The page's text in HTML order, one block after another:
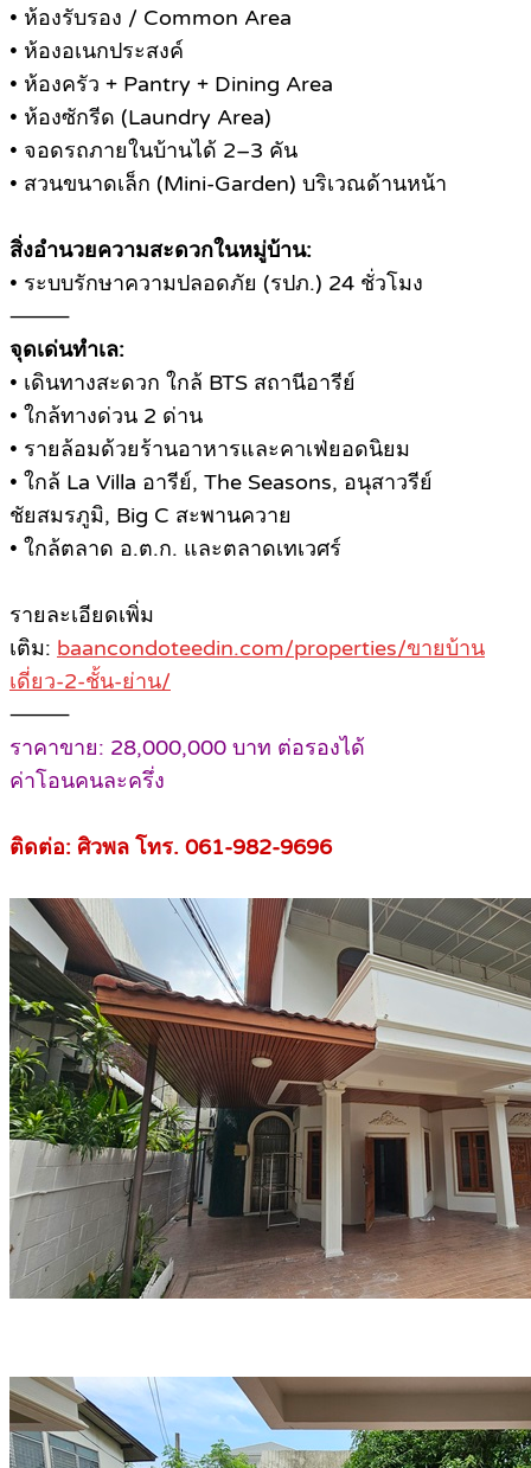
• ห้องรับรอง / Common Area
• ห้องอเนกประสงค์
• ห้องครัว + Pantry + Dining Area
• ห้องซักรีด (Laundry Area)
• จอดรถภายในบ้านได้ 2–3 คัน
• สวนขนาดเล็ก (Mini-Garden) บริเวณด้านหน้า
สิ่งอำนวยความสะดวกในหมู่บ้าน:
• ระบบรักษาความปลอดภัย (รปภ.) 24 ชั่วโมง
⸻
จุดเด่นทำเล:
• เดินทางสะดวก ใกล้ BTS สถานีอารีย์
• ใกล้ทางด่วน 2 ด่าน
• รายล้อมด้วยร้านอาหารและคาเฟ่ยอดนิยม
• ใกล้ La Villa อารีย์, The Seasons, อนุสาวรีย์
ชัยสมรภูมิ, Big C สะพานควาย
• ใกล้ตลาด อ.ต.ก. และตลาดเทเวศร์
รายละเอียดเพิ่ม
เติม: baancondoteedin.com/properties/ขายบ้าน
เดี่ยว-2-ชั้น-ย่าน/
⸻
ราคาขาย: 28,000,000 บาท ต่อรองได้
ค่าโอนคนละครึ่ง
ติดต่อ: ศิวพล โทร. 061-982-9696